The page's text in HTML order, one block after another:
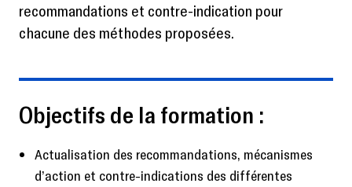
recommandations et contre-indication pour
chacune des méthodes proposées.
Objectifs de la formation :
Actualisation des recommandations, mécanismes
d’action et contre-indications des différentes